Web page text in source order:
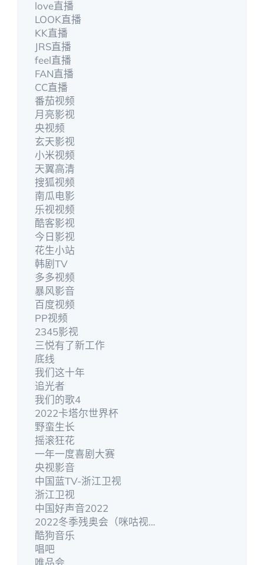
love直播
LOOK直播
KK直播
JRS直播
feel直播
FAN直播
CC直播
番茄视频
月亮影视
央视频
玄天影视
小米视频
天翼高清
搜狐视频
南瓜电影
乐视视频
酷客影视
今日影视
花生小站
韩剧TV
多多视频
暴风影音
百度视频
PP视频
2345影视
三悦有了新工作
底线
我们这十年
追光者
我们的歌4
2022卡塔尔世界杯
野蛮生长
摇滚狂花
一年一度喜剧大赛
央视影音
中国蓝TV-浙江卫视
浙江卫视
中国好声音2022
2022冬季残奥会（咪咕视频）
酷狗音乐
唱吧
唯品会